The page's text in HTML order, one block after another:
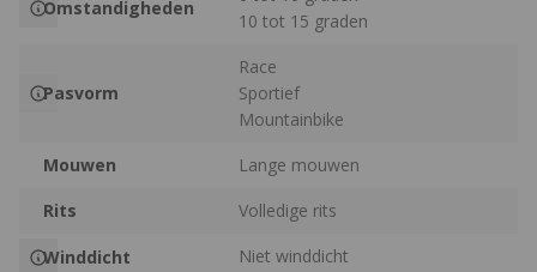
Omstandigheden
10 tot 15 graden
Pasvorm
Race
Sportief
Mountainbike
Mouwen
Lange mouwen
Rits
Volledige rits
Winddicht Niet winddicht